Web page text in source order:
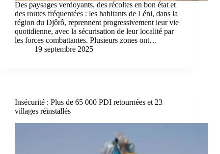
Des paysages verdoyants, des récoltes en bon état et
des routes fréquentées : les habitants de Léni, dans la
région du Djôrô, reprennent progressivement leur vie
quotidienne, avec la sécurisation de leur localité par
les forces combattantes. Plusieurs zones ont…
19 septembre 2025
Insécurité : Plus de 65 000 PDI retournées et 23
villages réinstallés